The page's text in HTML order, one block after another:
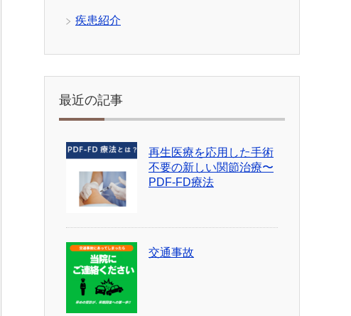
疾患紹介
最近の記事
再生医療を応用した手術
不要の新しい関節治療〜
PDF-FD療法
交通事故